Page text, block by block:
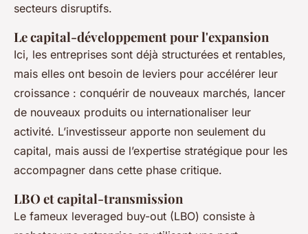
secteurs disruptifs.
Le capital-développement pour l'expansion
Ici, les entreprises sont déjà structurées et rentables,
mais elles ont besoin de leviers pour accélérer leur
croissance : conquérir de nouveaux marchés, lancer
de nouveaux produits ou internationaliser leur
activité. L’investisseur apporte non seulement du
capital, mais aussi de l’expertise stratégique pour les
accompagner dans cette phase critique.
LBO et capital-transmission
Le fameux leveraged buy-out (LBO) consiste à